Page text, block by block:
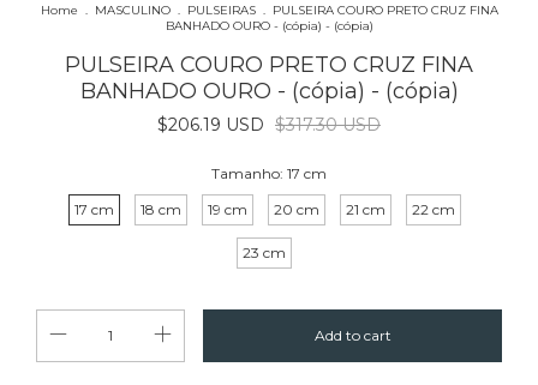
Home . MASCULINO . PULSEIRAS . PULSEIRA COURO PRETO CRUZ FINA
BANHADO OURO - (cópia) - (cópia)
PULSEIRA COURO PRETO CRUZ FINA
BANHADO OURO - (cópia) - (cópia)
$206.19 USD $317.30 USD
Tamanho: 17 cm
17 cm
18 cm 19 cm 20 cm 21 cm 22 cm
23 cm